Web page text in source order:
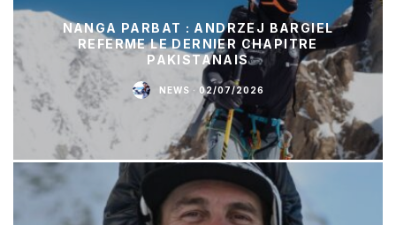
NANGA PARBAT : ANDRZEJ BARGIEL
REFERME LE DERNIER CHAPITRE
PAKISTANAIS
NEWS · 02/07/2026